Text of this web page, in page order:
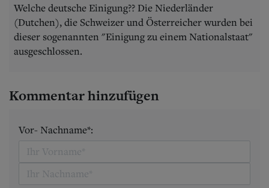
Welche deutsche Einigung?? Die Niederländer
(Dutchen), die Schweizer und Österreicher wurden bei
dieser sogenannten "Einigung zu einem Nationalstaat"
ausgeschlossen.
Kommentar hinzufügen
Vor- Nachname*: